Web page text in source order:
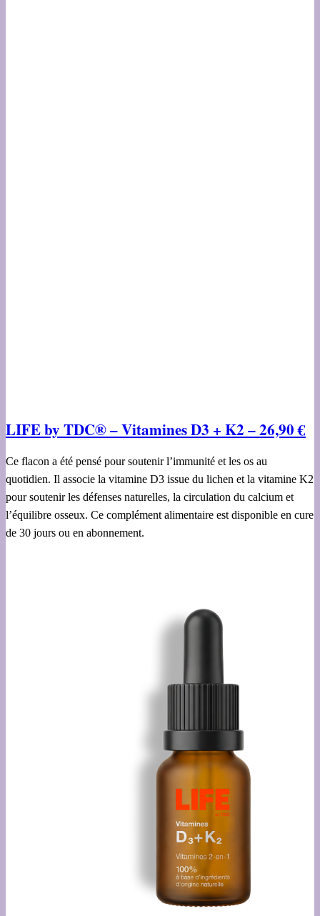
LIFE by TDC® – Vitamines D3 + K2 – 26,90 €
Ce flacon a été pensé pour soutenir l’immunité et les os au
quotidien. Il associe la vitamine D3 issue du lichen et la vitamine K2
pour soutenir les défenses naturelles, la circulation du calcium et
l’équilibre osseux. Ce complément alimentaire est disponible en cure
de 30 jours ou en abonnement.